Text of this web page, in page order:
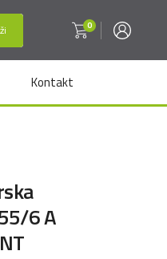
0
Kontakt
6 A